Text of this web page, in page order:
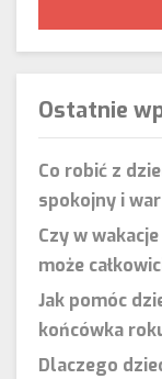
Ostatnie
Co robić z
spokojny i
Czy w
może
Jak pomóc
końcówka
Dlaczego